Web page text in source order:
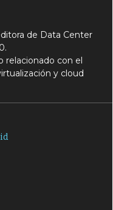
de Data Center
relacionado con el
y cloud